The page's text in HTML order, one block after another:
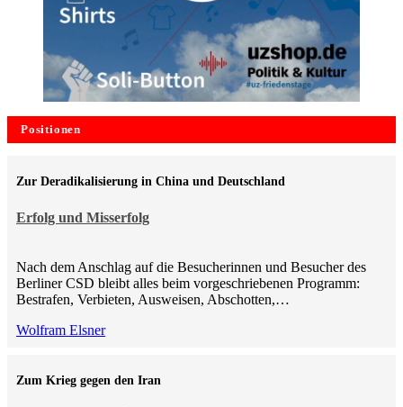
Positionen
Erfolg und Misserfolg
Zur Deradikalisierung in China und Deutschland
Nach dem Anschlag auf die Besucherinnen und Besucher des
Berliner CSD bleibt alles beim vorgeschriebenen Programm:
Bestrafen, Verbieten, Ausweisen, Abschotten,…
Wolfram Elsner
Zum Krieg gegen den Iran